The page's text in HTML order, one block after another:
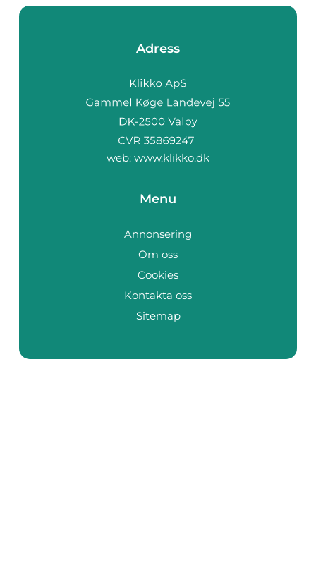
Adress
web: www.klikko.dk
Menu
Annonsering
Om oss
Cookies
Kontakta oss
Sitemap